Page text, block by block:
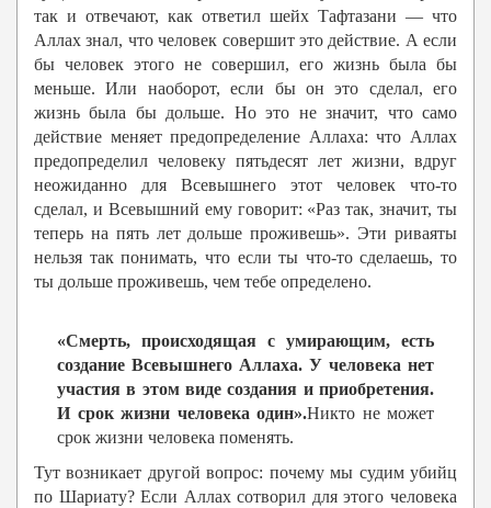
так и отвечают, как ответил шейх Тафтазани — что
Аллах знал, что человек совершит это действие. А если
бы человек этого не совершил, его жизнь была бы
меньше. Или наоборот, если бы он это сделал, его
жизнь была бы дольше. Но это не значит, что само
действие меняет предопределение Аллаха: что Аллах
предопределил человеку пятьдесят лет жизни, вдруг
неожиданно для Всевышнего этот человек что-то
сделал, и Всевышний ему говорит: «Раз так, значит, ты
теперь на пять лет дольше проживешь». Эти риваяты
нельзя так понимать, что если ты что-то сделаешь, то
ты дольше проживешь, чем тебе определено.
«Смерть, происходящая с умирающим, есть
создание Всевышнего Аллаха. У человека нет
участия в этом виде создания и приобретения.
И срок жизни человека один».Никто не может
срок жизни человека поменять.
Тут возникает другой вопрос: почему мы судим убийц
по Шариату? Если Аллах сотворил для этого человека